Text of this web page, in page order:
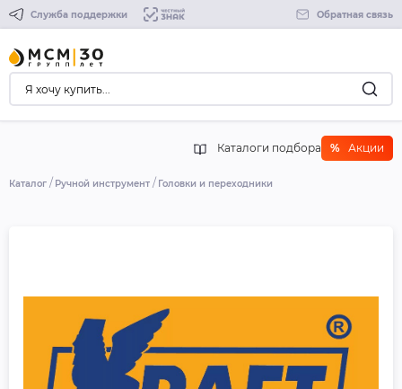
Служба поддержки Обратная связь
Каталоги подбора % Акции
Каталог Ручной инструмент Головки и переходники